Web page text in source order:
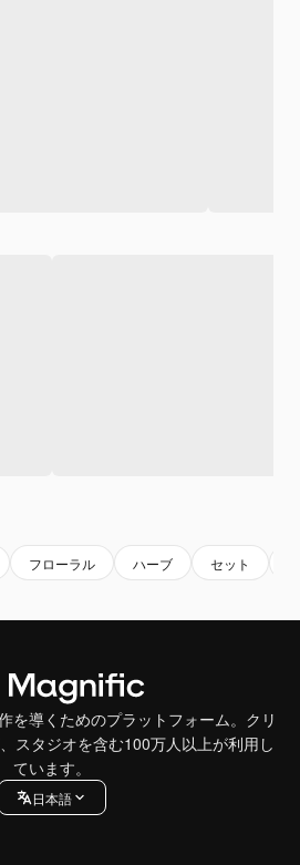
フローラル ハーブ セット
を導くためのプラットフォーム。クリ
スタジオを含む100万人以上が利用し
ています。
日本語